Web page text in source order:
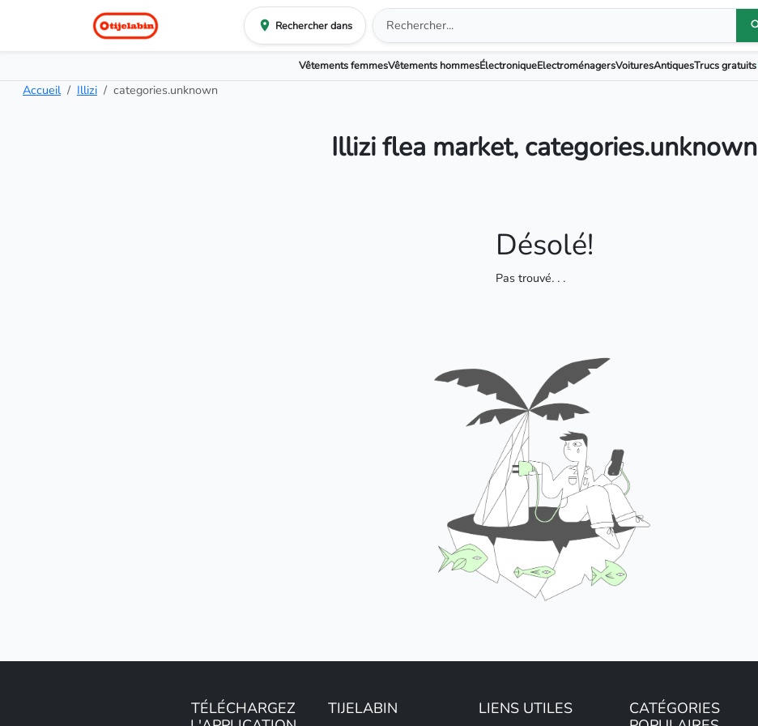
Rechercher dans
Vêtements femmesVêtements hommesÉlectroniqueElectroménagersVoituresAntiquesTrucs gratuits
Accueil Illizi categories.unknown
Illizi flea market, categories.unknown
Désolé!
Pas trouvé. . .
TÉLÉCHARGEZ
TIJELABIN LIENS UTILES
CATÉGORIES